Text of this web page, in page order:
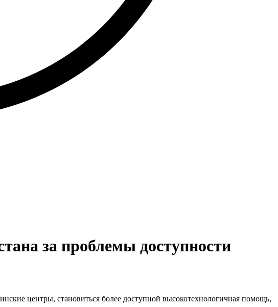
за проблемы доступности
центры, становиться более доступной высокотехнологичная помощь,